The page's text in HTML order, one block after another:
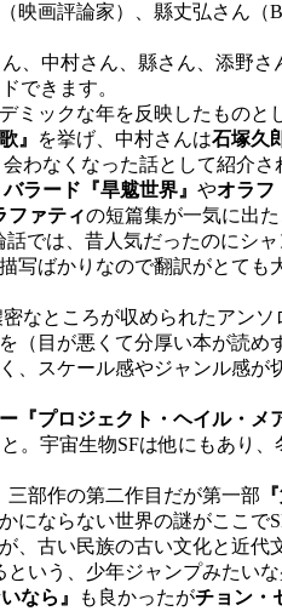
映画評論家）、縣丈弘さん（
、中村さん、縣さん、添野さ
できます。
ックな年を反映したものと
』 を挙げ、中村さんは石塚久
会わなくなった話として紹介
ラード『旱魃世界』 やオラフ
ファティの短篇集が一気に出
話では、昔人気だったのにシ
写ばかりなので翻訳がとて
なところが収められたアンソ
を（目が悪くて分厚い本が読め
、スケール感やジャンル感
『プロジェクト・ヘイル・メ
。宇宙生物SFは他にもあり、
三部作の第二作目だが第一部
にならない世界の謎がここ
、古い民族の古い文化と近
いう、少年ジャンプみたい
なら』 も良かったがチョン・